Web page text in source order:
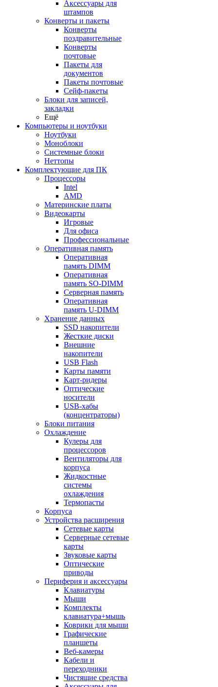
Аксессуары для
штампов
Конверты и пакеты
Конверты
поздравительные
Конверты
почтовые
Пакеты для
документов
Пакеты почтовые
Сейф-пакеты
Блоки для записей,
закладки
Ещё
Компьютеры и ноутбуки
Ноутбуки
Моноблоки
Системные блоки
Неттопы
Комплектующие для ПК
Процессоры
Intel
AMD
Материнские платы
Видеокарты
Игровые
Для офиса
Профессиональные
Оперативная память
Оперативная
память DIMM
Оперативная
память SO-DIMM
Серверная память
Оперативная
память U-DIMM
Хранение данных
SSD накопители
Жесткие диски
Внешние
накопители
USB Flash
Карты памяти
Карт-ридеры
Оптические
носители
USB-хабы
(концентраторы)
Блоки питания
Охлаждение
Кулеры для
процессоров
Вентиляторы для
корпуса
Жидкостные
системы
охлаждения
Термопасты
Корпуса
Устройства расширения
Сетевые карты
Серверные сетевые
карты
Звуковые карты
Оптические
приводы
Периферия и аксессуары
Клавиатуры
Мыши
Комплекты
клавиатура+мышь
Коврики для мыши
Графические
планшеты
Веб-камеры
Кабели и
переходники
Чистящие средства